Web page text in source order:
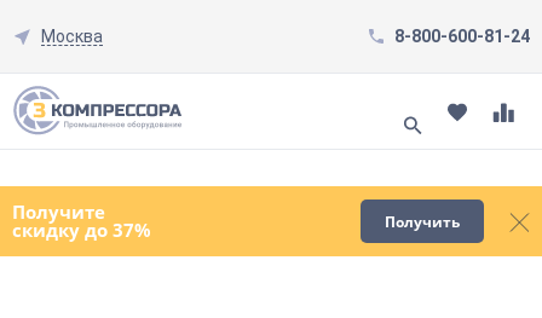
Москва 8-800-600-81-24
Получите
скидку до 37% Получить
Смотреть все товары